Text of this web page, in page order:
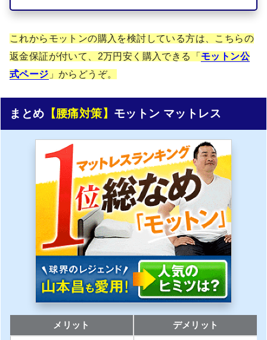
これからモットンの購入を検討している方は、こちらの
返金保証が付いて、2万円安く購入できる「 モットン公
式ページ 」からどうぞ。
まとめ 【腰痛対策】 モットン マットレス
メリット デメリット